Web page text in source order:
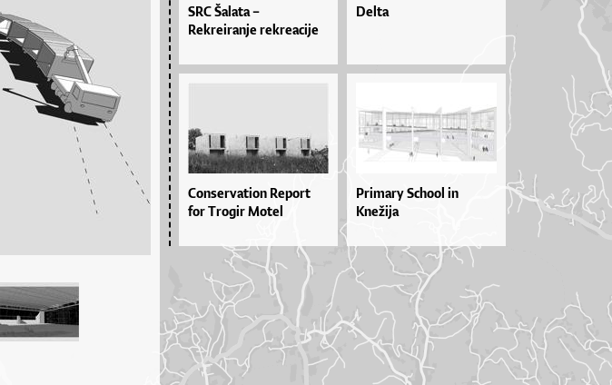
SRC Šalata –
Rekreiranje rekreacije
Delta
Conservation Report
for Trogir Motel
Primary School in
Knežija